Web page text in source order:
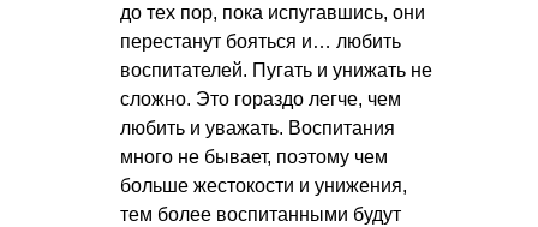
до тех пор, пока испугавшись, они
перестанут бояться и… любить
воспитателей. Пугать и унижать не
сложно. Это гораздо легче, чем
любить и уважать. Воспитания
много не бывает, поэтому чем
больше жестокости и унижения,
тем более воспитанными будут